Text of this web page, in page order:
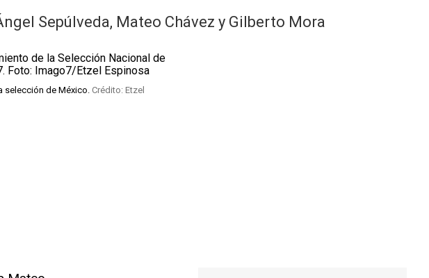
Sepúlveda, Mateo Chávez y Gilberto Mora
selección de México. Crédito: Etzel